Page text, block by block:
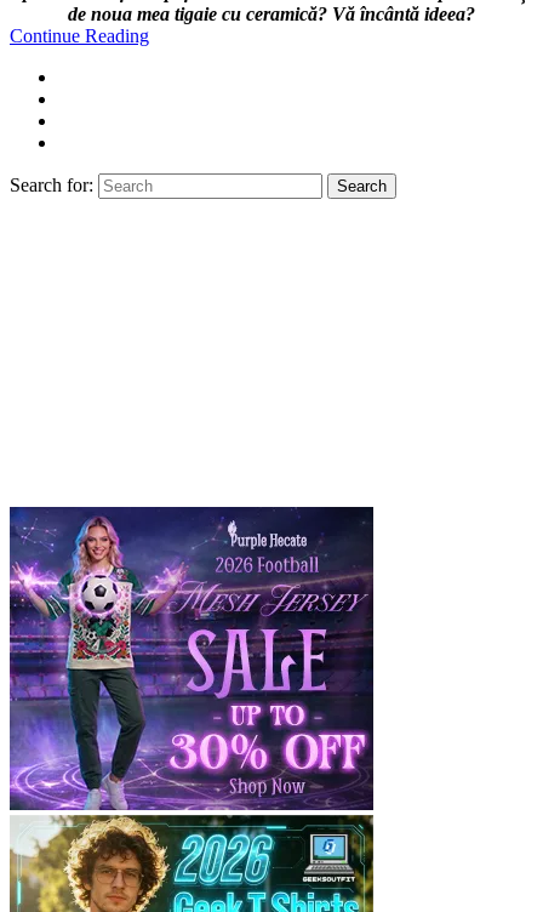
de noua mea tigaie cu ceramică? Vă încântă ideea?
Continue Reading
Search for: Search